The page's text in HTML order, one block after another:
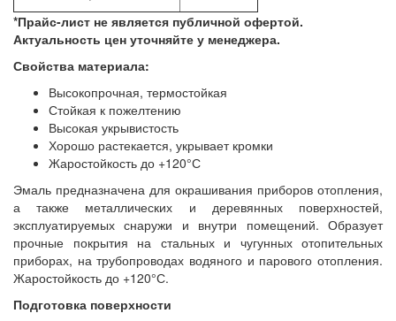
*Прайс-лист не является публичной офертой.
Актуальность цен уточняйте у менеджера.
Свойства материала:
Высокопрочная, термостойкая
Стойкая к пожелтению
Высокая укрывистость
Хорошо растекается, укрывает кромки
Жаростойкость до +120°С
Эмаль предназначена для окрашивания приборов отопления,
а также металлических и деревянных поверхностей,
эксплуатируемых снаружи и внутри помещений. Образует
прочные покрытия на стальных и чугунных отопительных
приборах, на трубопроводах водяного и парового отопления.
Жаростойкость до +120°С.
Подготовка поверхности